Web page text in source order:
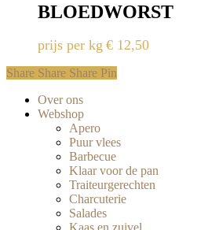
BLOEDWORST
prijs per kg € 12,50
Share
Share Share Share Pin
Close
Menu
Over ons
Webshop
Apero
Puur vlees
Barbecue
Klaar voor de pan
Traiteurgerechten
Charcuterie
Salades
Kaas en zuivel